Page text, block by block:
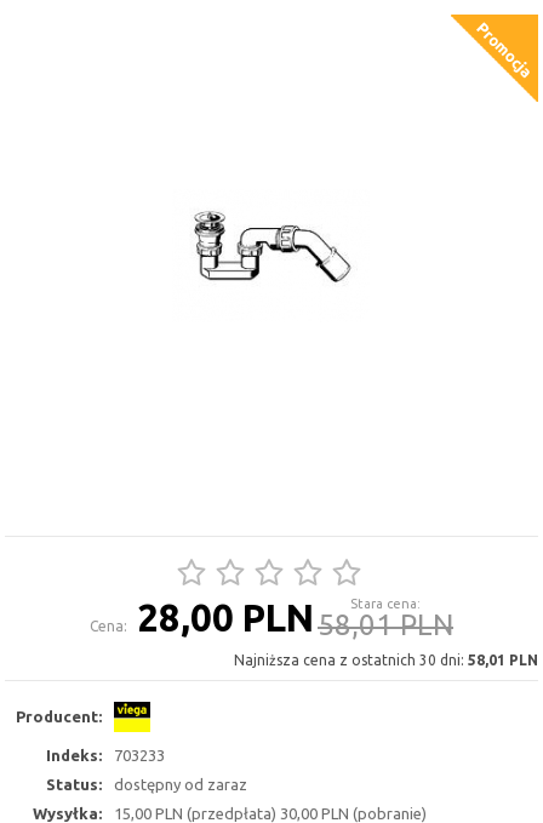
Cena: 28,00 PLN Stara cena:
58,01 PLN
Najniższa cena z ostatnich 30 dni: 58,01 PLN
Producent:
Indeks:
703233
Status:
dostępny od zaraz
Wysyłka:
15,00 PLN (przedpłata) 30,00 PLN (pobranie)